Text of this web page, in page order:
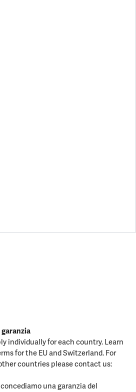
individually for each country. Learn
for the EU and Switzerland. For
countries please contact us:
una garanzia del